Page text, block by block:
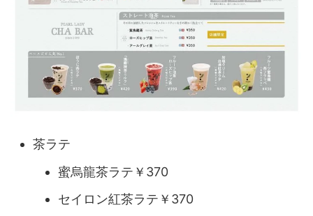
茶ラテ
蜜烏龍茶ラテ￥370
セイロン紅茶ラテ￥370